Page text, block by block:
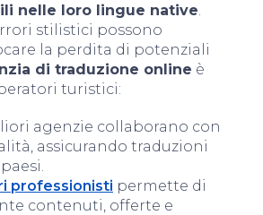
nelle loro lingue native.
stilistici possono
la perdita di potenziali
di traduzione online è
turistici:
agenzie collaborano con
assicurando traduzioni
professionisti permette di
contenuti, offerte e